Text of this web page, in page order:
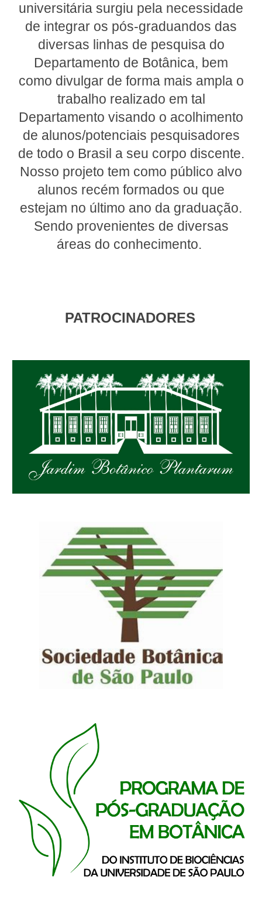
universitária surgiu pela necessidade
de integrar os pós-graduandos das
diversas linhas de pesquisa do
Departamento de Botânica, bem
como divulgar de forma mais ampla o
trabalho realizado em tal
Departamento visando o acolhimento
de alunos/potenciais pesquisadores
de todo o Brasil a seu corpo discente.
Nosso projeto tem como público alvo
alunos recém formados ou que
estejam no último ano da graduação.
Sendo provenientes de diversas
áreas do conhecimento.
PATROCINADORES